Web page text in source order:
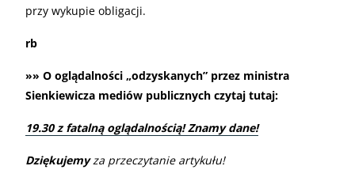
przy wykupie obligacji.
rb
»» O oglądalności „odzyskanych” przez ministra
Sienkiewicza mediów publicznych czytaj tutaj:
19.30 z fatalną oglądalnością! Znamy dane!
Dziękujemyza przeczytanie artykułu!